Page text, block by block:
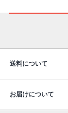
送料について
お届けについて